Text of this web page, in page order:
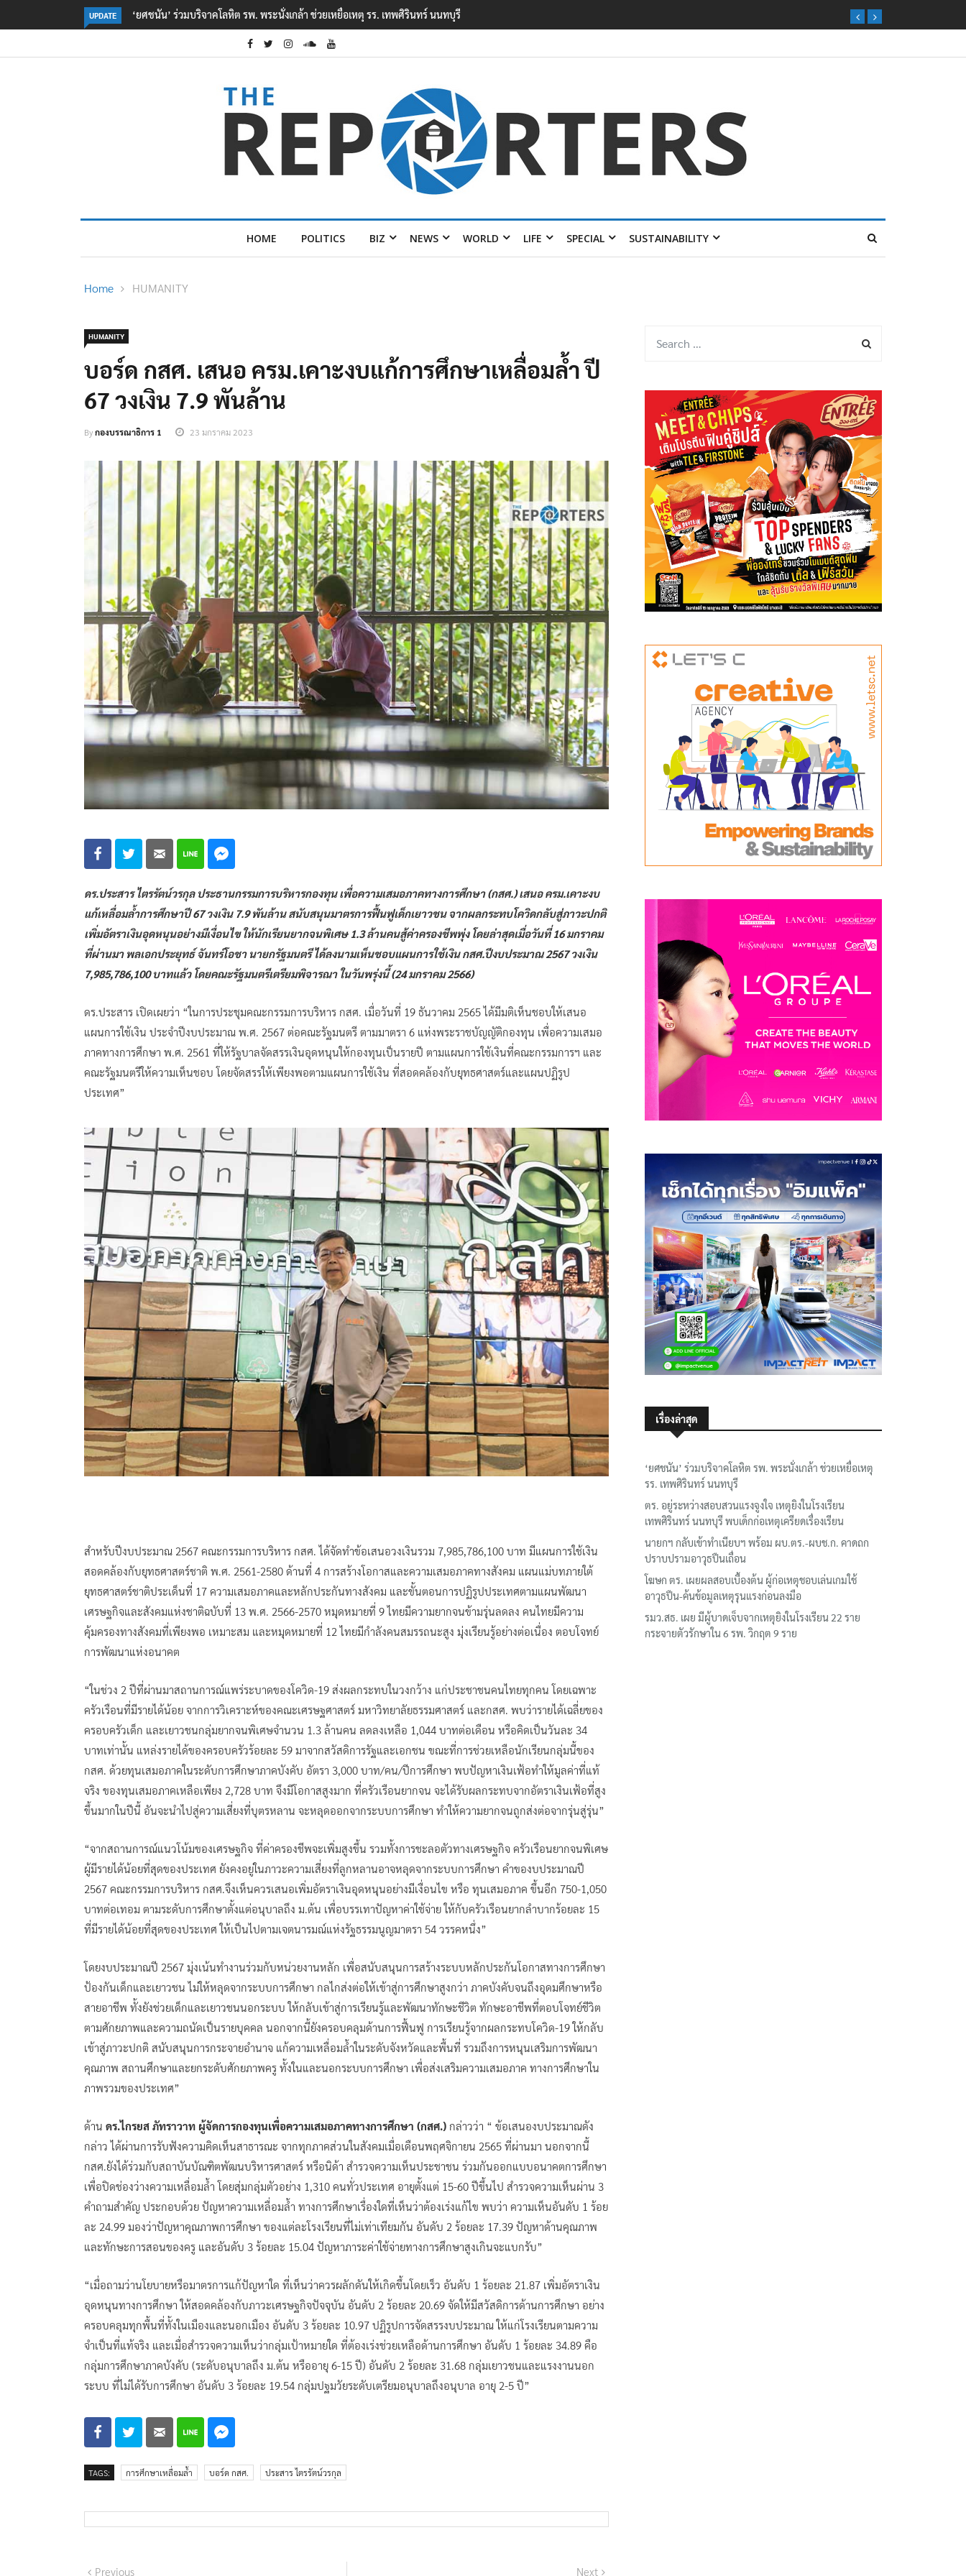
UPDATE ตร. อยู่ระหว่างสอบสวนแรงจูงใจ เหตุยิงในโรงเรียนเทพศิรินทร์ นนทบุรี พบเด็กก่อเหตุเครียดเรื่องเรียน
HOME POLITICS BIZ NEWS WORLD LIFE SPECIAL SUSTAINABILITY
Home HUMANITY
HUMANITY
บอร์ด กสศ. เสนอ ครม.เคาะงบแก้การศึกษาเหลื่อมล้ำ ปี
67 วงเงิน 7.9 พันล้าน
Byกองบรรณาธิการ 1 23 มกราคม 2023
ดร.ประสาร ไตรรัตน์วรกุล ประธานกรรมการบริหารกองทุน เพื่อความเสมอภาคทางการศึกษา (กสศ.) เสนอ ครม.เคาะงบ
แก้เหลื่อมล้ำการศึกษาปี 67 วงเงิน 7.9 พันล้าน สนับสนุนมาตรการฟื้นฟูเด็กเยาวชน จากผลกระทบโควิดกลับสู่ภาวะปกติ
เพิ่มอัตราเงินอุดหนุนอย่างมีเงื่อนไข ให้นักเรียนยากจนพิเศษ 1.3 ล้านคนสู้ค่าครองชีพพุ่ง โดยล่าสุดเมื่อวันที่ 16 มกราคม
ที่ผ่านมา พลเอกประยุทธ์ จันทร์โอชา นายกรัฐมนตรี ได้ลงนามเห็นชอบแผนการใช้เงิน กสศ.ปีงบประมาณ 2567 วงเงิน
7,985,786,100 บาทแล้ว โดยคณะรัฐมนตรีเตรียมพิจารณา ในวันพรุ่งนี้ (24 มกราคม 2566)
ดร.ประสาร เปิดเผยว่า “ในการประชุมคณะกรรมการบริหาร กสศ. เมื่อวันที่ 19 ธันวาคม 2565 ได้มีมติเห็นชอบให้เสนอ
แผนการใช้เงิน ประจำปีงบประมาณ พ.ศ. 2567 ต่อคณะรัฐมนตรี ตามมาตรา 6 แห่งพระราชบัญญัติกองทุน เพื่อความเสมอ
ภาคทางการศึกษา พ.ศ. 2561 ที่ให้รัฐบาลจัดสรรเงินอุดหนุนให้กองทุนเป็นรายปี ตามแผนการใช้เงินที่คณะกรรมการฯ และ
คณะรัฐมนตรีให้ความเห็นชอบ โดยจัดสรรให้เพียงพอตามแผนการใช้เงิน ที่สอดคล้องกับยุทธศาสตร์และแผนปฏิรูป
ประเทศ”
สำหรับปีงบประมาณ 2567 คณะกรรมการบริหาร กสศ. ได้จัดทำข้อเสนอวงเงินรวม 7,985,786,100 บาท มีแผนการใช้เงิน
สอดคล้องกับยุทธศาสตร์ชาติ พ.ศ. 2561-2580 ด้านที่ 4 การสร้างโอกาสและความเสมอภาคทางสังคม แผนแม่บทภายใต้
ยุทธศาสตร์ชาติประเด็นที่ 17 ความเสมอภาคและหลักประกันทางสังคม และขั้นตอนการปฏิรูปประเทศตามแผนพัฒนา
เศรษฐกิจและสังคมแห่งชาติฉบับที่ 13 พ.ศ. 2566-2570 หมุดหมายที่ 9 ไทยมีความยากจนข้ามรุ่นลดลง คนไทยมีความ
คุ้มครองทางสังคมที่เพียงพอ เหมาะสม และหมุดหมายที่ 12 ไทยมีกำลังคนสมรรถนะสูง มุ่งเรียนรู้อย่างต่อเนื่อง ตอบโจทย์
การพัฒนาแห่งอนาคต
“ในช่วง 2 ปีที่ผ่านมาสถานการณ์แพร่ระบาดของโควิด-19 ส่งผลกระทบในวงกว้าง แก่ประชาชนคนไทยทุกคน โดยเฉพาะ
ครัวเรือนที่มีรายได้น้อย จากการวิเคราะห์ของคณะเศรษฐศาสตร์ มหาวิทยาลัยธรรมศาสตร์ และกสศ. พบว่ารายได้เฉลี่ยของ
ครอบครัวเด็ก และเยาวชนกลุ่มยากจนพิเศษจำนวน 1.3 ล้านคน ลดลงเหลือ 1,044 บาทต่อเดือน หรือคิดเป็นวันละ 34
บาทเท่านั้น แหล่งรายได้ของครอบครัวร้อยละ 59 มาจากสวัสดิการรัฐและเอกชน ขณะที่การช่วยเหลือนักเรียนกลุ่มนี้ของ
กสศ. ด้วยทุนเสมอภาคในระดับการศึกษาภาคบังคับ อัตรา 3,000 บาท/คน/ปีการศึกษา พบปัญหาเงินเฟ้อทำให้มูลค่าที่แท้
จริง ของทุนเสมอภาคเหลือเพียง 2,728 บาท จึงมีโอกาสสูงมาก ที่ครัวเรือนยากจน จะได้รับผลกระทบจากอัตราเงินเฟ้อที่สูง
ขึ้นมากในปีนี้ อันจะนำไปสู่ความเสี่ยงที่บุตรหลาน จะหลุดออกจากระบบการศึกษา ทำให้ความยากจนถูกส่งต่อจากรุ่นสู่รุ่น”
“จากสถานการณ์แนวโน้มของเศรษฐกิจ ที่ค่าครองชีพจะเพิ่มสูงขึ้น รวมทั้งการชะลอตัวทางเศรษฐกิจ ครัวเรือนยากจนพิเศษ
ผู้มีรายได้น้อยที่สุดของประเทศ ยังคงอยู่ในภาวะความเสี่ยงที่ลูกหลานอาจหลุดจากระบบการศึกษา คำของบประมาณปี
2567 คณะกรรมการบริหาร กสศ.จึงเห็นควรเสนอเพิ่มอัตราเงินอุดหนุนอย่างมีเงื่อนไข หรือ ทุนเสมอภาค ขึ้นอีก 750-1,050
บาทต่อเทอม ตามระดับการศึกษาตั้งแต่อนุบาลถึง ม.ต้น เพื่อบรรเทาปัญหาค่าใช้จ่าย ให้กับครัวเรือนยากลำบากร้อยละ 15
ที่มีรายได้น้อยที่สุดของประเทศ ให้เป็นไปตามเจตนารมณ์แห่งรัฐธรรมนูญมาตรา 54 วรรคหนึ่ง”
โดยงบประมาณปี 2567 มุ่งเน้นทำงานร่วมกับหน่วยงานหลัก เพื่อสนับสนุนการสร้างระบบหลักประกันโอกาสทางการศึกษา
ป้องกันเด็กและเยาวชน ไม่ให้หลุดจากระบบการศึกษา กลไกส่งต่อให้เข้าสู่การศึกษาสูงกว่า ภาคบังคับจนถึงอุดมศึกษาหรือ
สายอาชีพ ทั้งยังช่วยเด็กและเยาวชนนอกระบบ ให้กลับเข้าสู่การเรียนรู้และพัฒนาทักษะชีวิต ทักษะอาชีพที่ตอบโจทย์ชีวิต
ตามศักยภาพและความถนัดเป็นรายบุคคล นอกจากนี้ยังครอบคลุมด้านการฟื้นฟู การเรียนรู้จากผลกระทบโควิด-19 ให้กลับ
เข้าสู่ภาวะปกติ สนับสนุนการกระจายอำนาจ แก้ความเหลื่อมล้ำในระดับจังหวัดและพื้นที่ รวมถึงการหนุนเสริมการพัฒนา
คุณภาพ สถานศึกษาและยกระดับศักยภาพครู ทั้งในและนอกระบบการศึกษา เพื่อส่งเสริมความเสมอภาค ทางการศึกษาใน
ภาพรวมของประเทศ”
ด้าน ดร.ไกรยส ภัทราวาท ผู้จัดการกองทุนเพื่อความเสมอภาคทางการศึกษา (กสศ.) กล่าวว่า “ ข้อเสนองบประมาณดัง
กล่าว ได้ผ่านการรับฟังความคิดเห็นสาธารณะ จากทุกภาคส่วนในสังคมเมื่อเดือนพฤศจิกายน 2565 ที่ผ่านมา นอกจากนี้
กสศ.ยังได้ร่วมกับสถาบันบัณฑิตพัฒนบริหารศาสตร์ หรือนิด้า สำรวจความเห็นประชาชน ร่วมกันออกแบบอนาคตการศึกษา
เพื่อปิดช่องว่างความเหลื่อมล้ำ โดยสุ่มกลุ่มตัวอย่าง 1,310 คนทั่วประเทศ อายุตั้งแต่ 15-60 ปีขึ้นไป สำรวจความเห็นผ่าน 3
คำถามสำคัญ ประกอบด้วย ปัญหาความเหลื่อมล้ำ ทางการศึกษาเรื่องใดที่เห็นว่าต้องเร่งแก้ไข พบว่า ความเห็นอันดับ 1 ร้อย
ละ 24.99 มองว่าปัญหาคุณภาพการศึกษา ของแต่ละโรงเรียนที่ไม่เท่าเทียมกัน อันดับ 2 ร้อยละ 17.39 ปัญหาด้านคุณภาพ
และทักษะการสอนของครู และอันดับ 3 ร้อยละ 15.04 ปัญหาภาระค่าใช้จ่ายทางการศึกษาสูงเกินจะแบกรับ”
“เมื่อถามว่านโยบายหรือมาตรการแก้ปัญหาใด ที่เห็นว่าควรผลักดันให้เกิดขึ้นโดยเร็ว อันดับ 1 ร้อยละ 21.87 เพิ่มอัตราเงิน
อุดหนุนทางการศึกษา ให้สอดคล้องกับภาวะเศรษฐกิจปัจจุบัน อันดับ 2 ร้อยละ 20.69 จัดให้มีสวัสดิการด้านการศึกษา อย่าง
ครอบคลุมทุกพื้นที่ทั้งในเมืองและนอกเมือง อันดับ 3 ร้อยละ 10.97 ปฏิรูปการจัดสรรงบประมาณ ให้แก่โรงเรียนตามความ
จำเป็นที่แท้จริง และเมื่อสำรวจความเห็นว่ากลุ่มเป้าหมายใด ที่ต้องเร่งช่วยเหลือด้านการศึกษา อันดับ 1 ร้อยละ 34.89 คือ
กลุ่มการศึกษาภาคบังคับ (ระดับอนุบาลถึง ม.ต้น หรืออายุ 6-15 ปี) อันดับ 2 ร้อยละ 31.68 กลุ่มเยาวชนและแรงงานนอก
ระบบ ที่ไม่ได้รับการศึกษา อันดับ 3 ร้อยละ 19.54 กลุ่มปฐมวัยระดับเตรียมอนุบาลถึงอนุบาล อายุ 2-5 ปี”
TAGS: การศึกษาเหลื่อมล้ำ บอร์ด กสศ. ประสาร ไตรรัตน์วรกุล
PreviousPrevious Next
เรื่องล่าสุด
‘ยศชนัน’ ร่วมบริจาคโลหิต รพ. พระนั่งเกล้า ช่วยเหยื่อเหตุ
รร. เทพศิรินทร์ นนทบุรี
ตร. อยู่ระหว่างสอบสวนแรงจูงใจ เหตุยิงในโรงเรียน
เทพศิรินทร์ นนทบุรี พบเด็กก่อเหตุเครียดเรื่องเรียน
นายกฯ กลับเข้าทำเนียบฯ พร้อม ผบ.ตร.-ผบช.ก. คาดถก
ปราบปรามอาวุธปืนเถื่อน
โฆษก ตร. เผยผลสอบเบื้องต้น ผู้ก่อเหตุชอบเล่นเกมใช้
อาวุธปืน-ค้นข้อมูลเหตุรุนแรงก่อนลงมือ
รมว.สธ. เผย มีผู้บาดเจ็บจากเหตุยิงในโรงเรียน 22 ราย
กระจายตัวรักษาใน 6 รพ. วิกฤต 9 ราย